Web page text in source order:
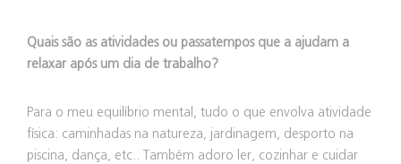
Quais são as atividades ou passatempos que a ajudam a
relaxar após um dia de trabalho?
Para o meu equilíbrio mental, tudo o que envolva atividade
física: caminhadas na natureza, jardinagem, desporto na
piscina, dança, etc.. Também adoro ler, cozinhar e cuidar